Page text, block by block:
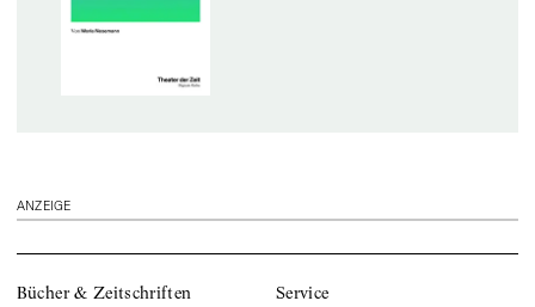
ANZEIGE
Bücher & Zeitschriften Service